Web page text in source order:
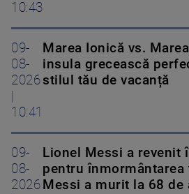
10:43
09-
08-
2026
10:41
Marea Ionică vs.
insula grecească
stilul tău de vacanță
09-
08-
2026
Lionel Messi a revenit
pentru
Messi a murit la 68 de